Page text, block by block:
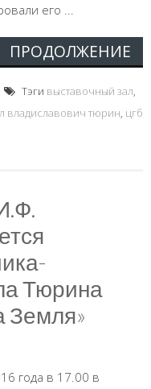
его ...
ПРОДОЛЖЕНИЕ
Тэги выставочный зал,
владиславович тюрин, цгб
Тюрина
Земля»
года в 17.00 в